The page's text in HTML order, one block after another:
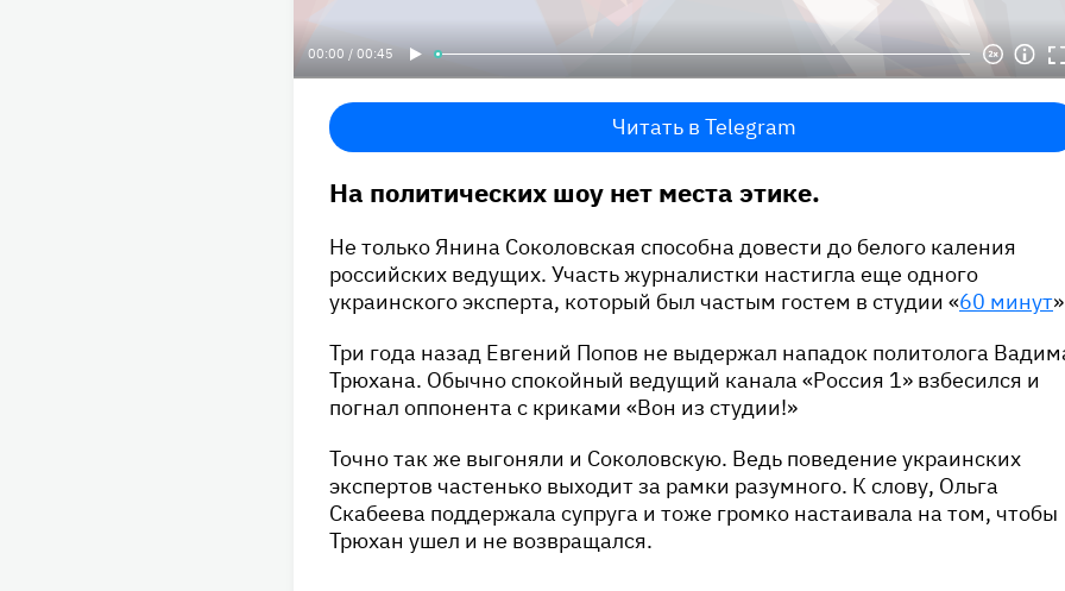
00:00 / 00:45
Читать в Telegram
На политических шоу нет места этике.
Не только Янина Соколовская способна довести до белого каления
российских ведущих. Участь журналистки настигла еще одного
украинского эксперта, который был частым гостем в студии «60 минут
Три года назад Евгений Попов не выдержал нападок политолога
Трюхана. Обычно спокойный ведущий канала «Россия 1» взбесился и
погнал оппонента с криками «Вон из студии!»
Точно так же выгоняли и Соколовскую. Ведь поведение украинских
экспертов частенько выходит за рамки разумного. К слову, Ольга
Скабеева поддержала супруга и тоже громко настаивала на том, чтобы
Трюхан ушел и не возвращался.